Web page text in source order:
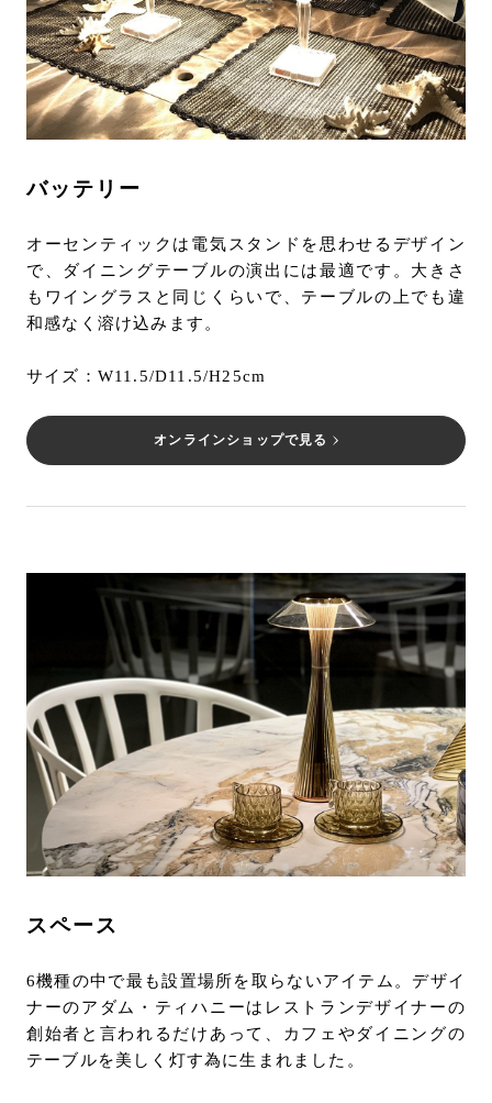
バッテリー
オーセンティックは電気スタンドを思わせるデザイン
で、ダイニングテーブルの演出には最適です。大きさ
もワイングラスと同じくらいで、テーブルの上でも違
和感なく溶け込みます。
サイズ：W11.5/D11.5/H25cm
オンラインショップで見る
スペース
6機種の中で最も設置場所を取らないアイテム。デザイ
ナーのアダム・ティハニーはレストランデザイナーの
創始者と言われるだけあって、カフェやダイニングの
テーブルを美しく灯す為に生まれました。